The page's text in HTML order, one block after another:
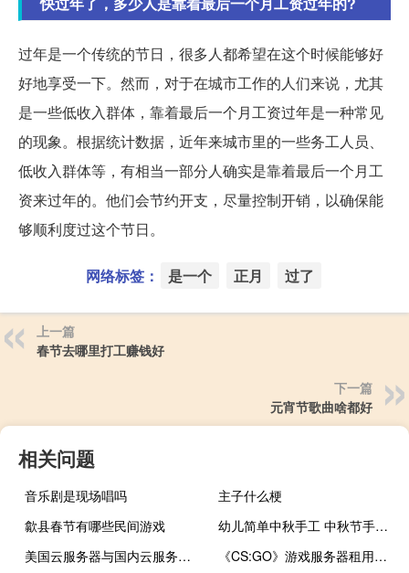
过年是一个传统的节日，很多人都希望在这个时候能够好
好地享受一下。然而，对于在城市工作的人们来说，尤其
是一些低收入群体，靠着最后一个月工资过年是一种常见
的现象。根据统计数据，近年来城市里的一些务工人员、
低收入群体等，有相当一部分人确实是靠着最后一个月工
资来过年的。他们会节约开支，尽量控制开销，以确保能
够顺利度过这个节日。
网络标签： 是一个 正月 过了
上一篇
春节去哪里打工赚钱好
下一篇
元宵节歌曲啥都好
相关问题
音乐剧是现场唱吗
主子什么梗
歙县春节有哪些民间游戏
幼儿简单中秋手工 中秋节手工儿童作品
美国云服务器与国内云服务器全方位对比：哪个更适合你
《CS:GO》游戏服务器租用优化指南：彻底解决卡顿与延迟